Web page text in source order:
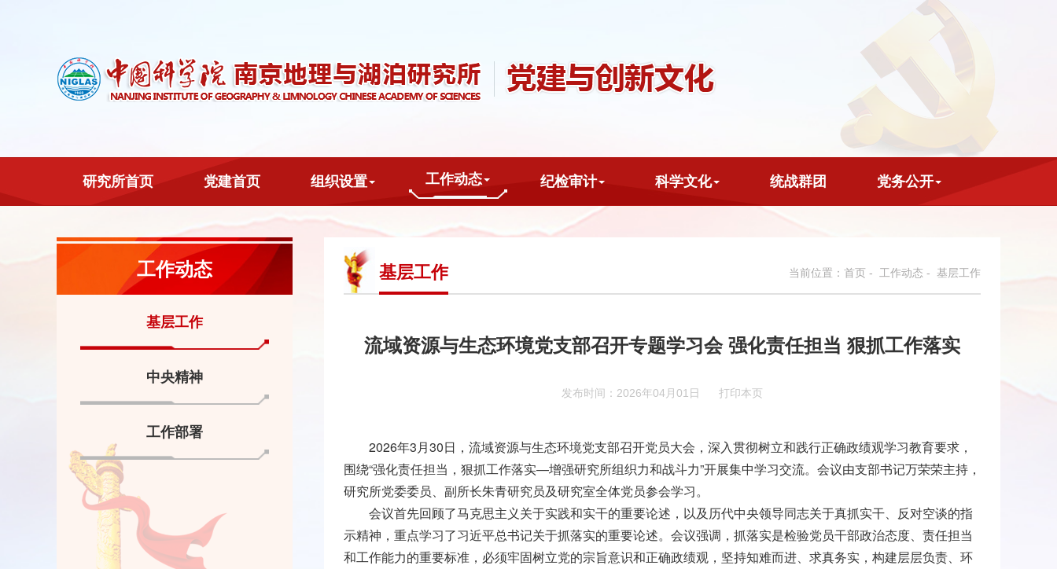
研究所首页 党建首页 组织设置 工作动态 纪检审计 科学文化 统战群团 党务公开
工作动态
基层工作
中央精神
工作部署
基层工作 当前位置： 首页 - 工作动态 - 基层工作
流域资源与生态环境党支部召开专题学习会 强化责任担当 狠抓工作落实
发布时间：2026年04月01日 打印本页
2026年3月30日，流域资源与生态环境党支部召开党员大会，深入贯彻树立和践行正确政绩观学习教育要求，
围绕“强化责任担当，狠抓工作落实—增强研究所组织力和战斗力”开展集中学习交流。会议由支部书记万荣荣主持，
研究所党委委员、副所长朱青研究员及研究室全体党员参会学习。
会议首先回顾了马克思主义关于实践和实干的重要论述，以及历代中央领导同志关于真抓实干、反对空谈的指
示精神，重点学习了习近平总书记关于抓落实的重要论述。会议强调，抓落实是检验党员干部政治态度、责任担当
和工作能力的重要标准，必须牢固树立党的宗旨意识和正确政绩观，坚持知难而进、求真务实，构建层层负责、环